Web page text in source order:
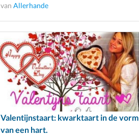
van Allerhande
Valentijnstaart: kwarktaart in de vorm
van een hart.